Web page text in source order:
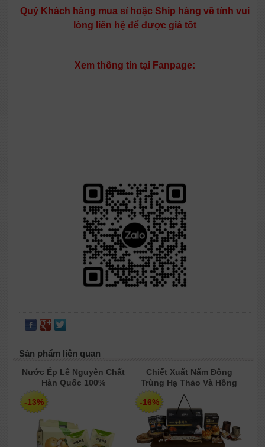
Quý Khách hàng mua sỉ hoặc Ship hàng về tỉnh vui
lòng liên hệ để được giá tốt
Xem thông tin tại Fanpage:
Sản phẩm liên quan
Nước Ép Lê Nguyên Chất
Hàn Quốc 100%
-13%
Chiết Xuất Nấm Đông
Trùng Hạ Thảo Và Hồng
Sâm Hàn Quốc 6 Năm Tuổi
-16%